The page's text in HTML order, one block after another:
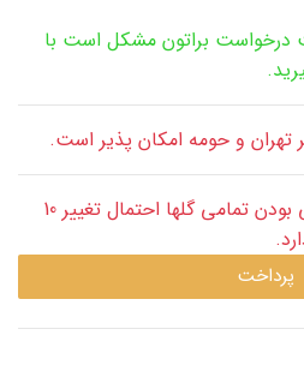
درخواست براتون مشکل است با
تهران و حومه امکان پذیر است.
قابل توجه: با توجه به طبیعی بودن تمامی گلها احتمال تغییر 10
پرداخت